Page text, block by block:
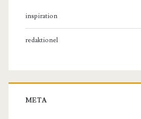
inspiration
redaktionel
META